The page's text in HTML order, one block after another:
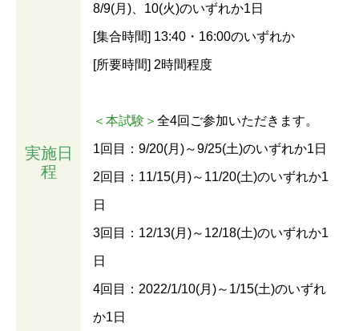
実施日
程
8/9(月)、10(火)のいずれか1日
[集合時間] 13:40・16:00のいずれか
[所要時間] 2時間程度
＜本試験＞ 全4回ご参加いただきます。
1回目：9/20(月)～9/25(土)のいずれか1日
2回目：11/15(月)～11/20(土)のいずれか1
日
3回目：12/13(月)～12/18(土)のいずれか1
日
4回目：2022/1/10(月)～1/15(土)のいずれ
か1日